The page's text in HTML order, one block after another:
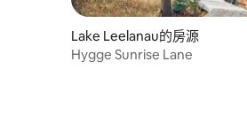
Lake Leelanau的房源
Hygge Sunrise Lane